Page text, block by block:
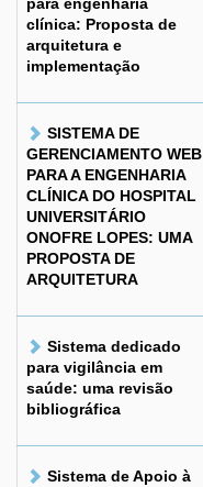
clínica: Proposta de
arquitetura e
implementação
SISTEMA DE
GERENCIAMENTO WEB
PARA A ENGENHARIA
CLÍNICA DO HOSPITAL
UNIVERSITÁRIO
ONOFRE LOPES: UMA
PROPOSTA DE
ARQUITETURA
Sistema dedicado
para vigilância em
saúde: uma revisão
bibliográfica
Sistema de Apoio à